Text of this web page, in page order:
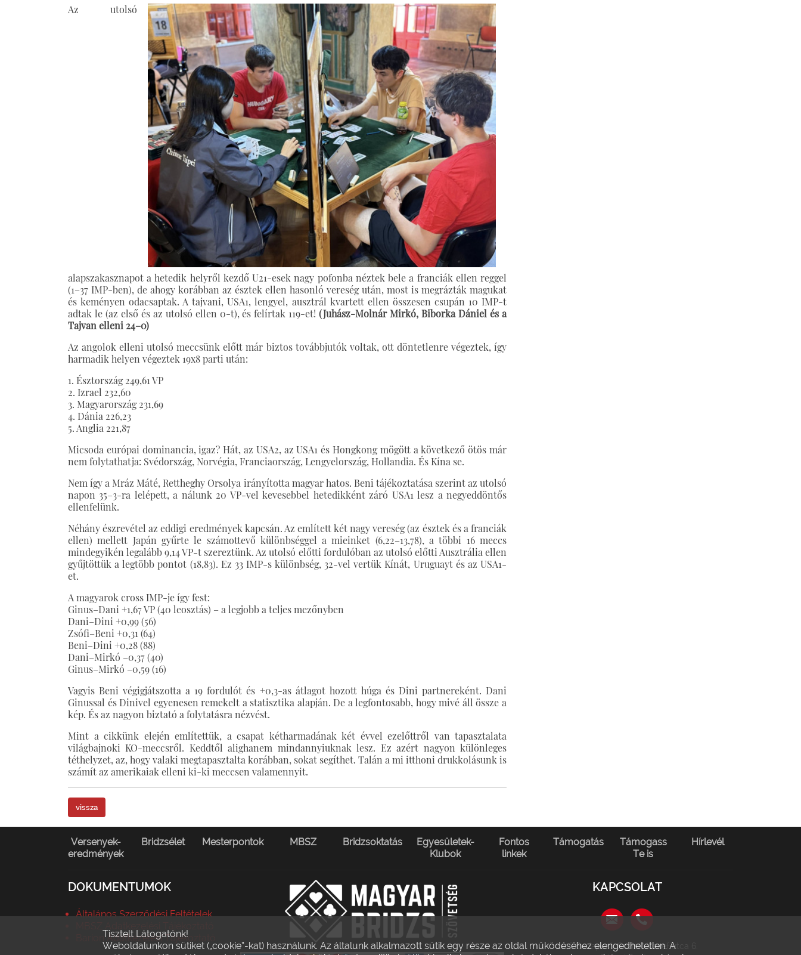
Az utolsó
alapszakasznapot a hetedik helyről kezdő U21-esek nagy pofonba néztek bele a franciák ellen reggel
(1–37 IMP-ben), de ahogy korábban az észtek ellen hasonló vereség után, most is megrázták magukat
és keményen odacsaptak. A tajvani, USA1, lengyel, ausztrál kvartett ellen összesen csupán 10 IMP-t
adtak le (az első és az utolsó ellen 0-t), és felírtak 119-et!(Juhász-Molnár Mirkó, Biborka Dániel és a
Tajvan elleni 24–0)
Az angolok elleni utolsó meccsünk előtt már biztos továbbjutók voltak, ott döntetlenre végeztek, így
harmadik helyen végeztek 19x8 parti után:
1. Észtország 249,61 VP
2. Izrael 232,60
3. Magyarország 231,69
4. Dánia 226,23
5. Anglia 221,87
Micsoda európai dominancia, igaz? Hát, az USA2, az USA1 és Hongkong mögött a következő ötös már
nem folytathatja: Svédország, Norvégia, Franciaország, Lengyelország, Hollandia. És Kína se.
Nem így a Mráz Máté, Rettheghy Orsolya irányította magyar hatos. Beni tájékoztatása szerint az utolsó
napon 35–3-ra lelépett, a nálunk 20 VP-vel kevesebbel hetedikként záró USA1 lesz a negyeddöntős
ellenfelünk.
Néhány észrevétel az eddigi eredmények kapcsán. Az említett két nagy vereség (az észtek és a franciák
ellen) mellett Japán gyűrte le számottevő különbséggel a mieinket (6,22–13,78), a többi 16 meccs
mindegyikén legalább 9,14 VP-t szereztünk. Az utolsó előtti fordulóban az utolsó előtti Ausztrália ellen
gyűjtöttük a legtöbb pontot (18,83). Ez 33 IMP-s különbség, 32-vel vertük Kínát, Uruguayt és az USA1-
et.
A magyarok cross IMP-je így fest:
Ginus–Dani +1,67 VP (40 leosztás) – a legjobb a teljes mezőnyben
Dani–Dini +0,99 (56)
Zsófi–Beni +0,31 (64)
Beni–Dini +0,28 (88)
Dani–Mirkó –0,37 (40)
Ginus–Mirkó –0,59 (16)
Vagyis Beni végigjátszotta a 19 fordulót és +0,3-as átlagot hozott húga és Dini partnereként. Dani
Ginussal és Dinivel egyenesen remekelt a statisztika alapján. De a legfontosabb, hogy mivé áll össze a
kép. És az nagyon biztató a folytatásra nézvést.
Mint a cikkünk elején említettük, a csapat kétharmadának két évvel ezelőttről van tapasztalata
világbajnoki KO-meccsről. Keddtől alighanem mindannyiuknak lesz. Ez azért nagyon különleges
téthelyzet, az, hogy valaki megtapasztalta korábban, sokat segíthet. Talán a mi itthoni drukkolásunk is
számít az amerikaiak elleni ki-ki meccsen valamennyit.
vissza
Versenyek-
eredmények
Bridzsélet Mesterpontok MBSZ Bridzsoktatás
Egyesületek-
Klubok
Fontos
linkek
Támogatás
Támogass
Te is
Hírlevél
DOKUMENTUMOK
Általános Szerződési Feltételek
Barion Adatkezelési Tájékoztató
KAPCSOLAT
1146 Budapest, Szabó József utca 6.
Tisztelt Látogatónk!
Weboldalunkon sütiket („cookie”-kat) használunk. Az általunk alkalmazott sütik egy része az oldal működéséhez elengedhetetlen. A